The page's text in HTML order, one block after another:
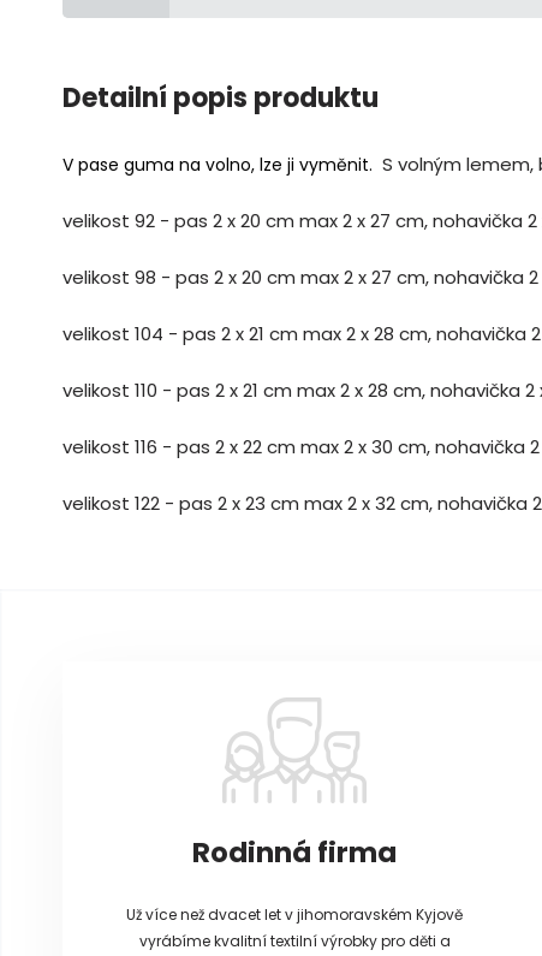
Detailní popis produktu
V pase guma na volno, lze ji vyměnit. S volným
velikost 92 - pas 2 x 20 cm max 2 x 27 cm, nohavička 2
velikost 98 - pas 2 x 20 cm max 2 x 27 cm, nohavička 2
velikost 104 - pas 2 x 21 cm max 2 x 28 cm, nohavička
velikost 110 - pas 2 x 21 cm max 2 x 28 cm, nohavička 2
velikost 116 - pas 2 x 22 cm max 2 x 30 cm, nohavička 2
velikost 122 - pas 2 x 23 cm max 2 x 32 cm, nohavička
Rodinná firma
Už více než dvacet let v jihomoravském Kyjově
vyrábíme kvalitní textilní výrobky pro děti a